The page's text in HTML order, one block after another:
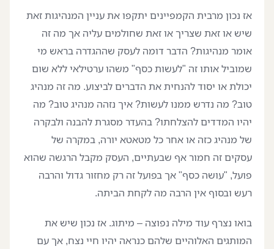
אז נכון מרבית הקמפיינים יתקפו את עניין המנהיגות זאת
שיש או זאת שצריך או זאת שחולמים עליה אך מה זה
אומר מנהיגות? הדבר דומה לעסק שההגדרה בראש מי
שמוביל אותו זה "לעשות כסף" משהו ערטילאי ללא שום
יכולת או יסוד להנחית את הדברים לביצוע. מה זה מנהיג
טוב? מה נדרש ממנו לעשות? איך נזהה מנהיג טוב? מה
יהיו המדדים להצלחתו? בהעדר מסגרת להבנה ולבקרה
של מנהיג כזה או אחר כל מטאטא יורה, במקרה של
עסקים זה חמור אף שבעתיים, העסק מקבל הרגשה שהוא
פועל, "עושה כסף" אך בפועל זה רק מחזור גדול והרבה
רעש ובסוף אין הרבה מה לקחת הביתה.
בואו נצרף עוד מילה נפוצה – מיתוג. אז נכון שיש את
המותגים האלוהיים שלהם כנראה יהיו חיי נצח, אך עם